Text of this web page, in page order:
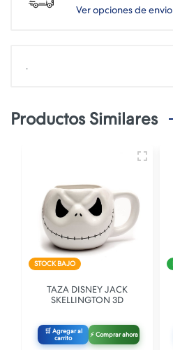
Ver opciones de envio
.
Productos Similares
STOCK BAJO
TAZA DISNEY JACK
SKELLINGTON 3D
🛒 Agregar al
carrito
⚡ Comprar ahora